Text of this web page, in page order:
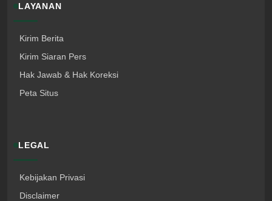
LAYANAN
Kirim Berita
Kirim Siaran Pers
Hak Jawab & Hak Koreksi
Peta Situs
LEGAL
Kebijakan Privasi
Disclaimer